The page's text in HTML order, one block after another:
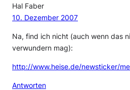
Hal Faber
10. Dezember 2007
Na, find ich nicht (auch wenn das
verwundern mag):
http://www.heise.de/newsticker/
Antworten